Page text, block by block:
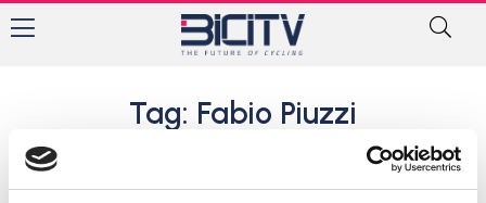
Tag: Fabio Piuzzi
Sc Fontanafredda pronta per
un 2022 denso di impegni